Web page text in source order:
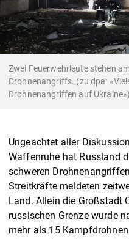
Zwei Feuerwehrleute stehen
Drohnenangriffs. (zu dpa:
Drohnenangriffen auf Ukraine»)
Ungeachtet aller
Waffenruhe hat Russland
schweren
Streitkräfte meldeten
Land. Allein die Großstadt
russischen Grenze wurde
mehr als 15